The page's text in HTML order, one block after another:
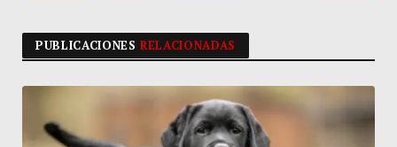
PUBLICACIONESRELACIONADAS